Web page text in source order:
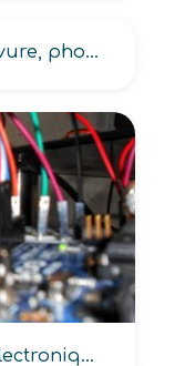
Opérateur de photogravure, photomasquage en électronique
Opérateur de ligne en électronique